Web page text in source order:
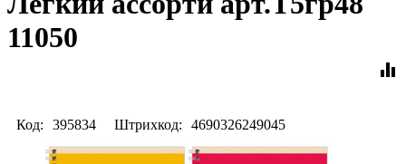
11050
equalizer
Код: 395834 Штрихкод: 4690326249045